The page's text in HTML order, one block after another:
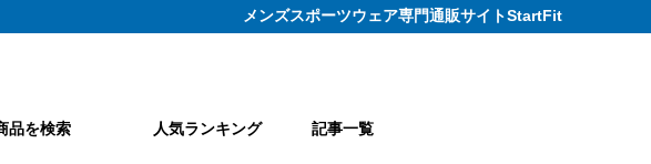
メンズスポーツウェア専門通販サイトStartFit
品を検索 人気ランキング 記事一覧